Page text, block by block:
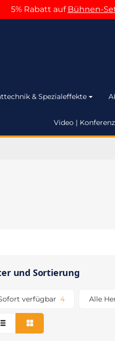
5% Rabatt auf Bühnen-
& Spezialeffekte
Video |
und Sortierung
verfügbar 4Artikel Alle